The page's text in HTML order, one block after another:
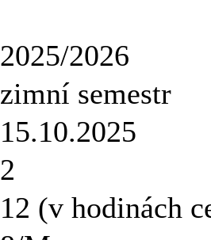
2025/2026
zimní semestr
15.10.2025
2
12 (v hodinách